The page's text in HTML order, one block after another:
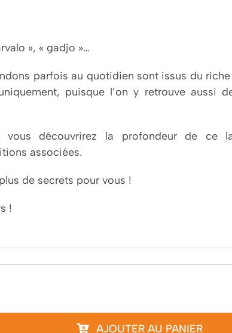
», « gadjo »…
parfois au quotidien sont issus du
puisque l’on y retrouve aussi
découvrirez la profondeur de ce
associées.
de secrets pour vous !
!
AJOUTER AU PANIER